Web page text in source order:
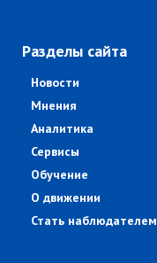
Разделы сайта
Новости
Мнения
Аналитика
Сервисы
Обучение
О движении
Стать наблюдателем